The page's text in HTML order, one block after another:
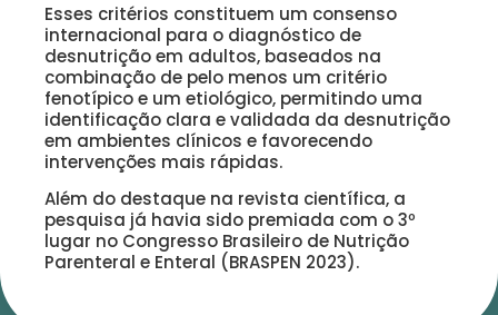
Esses critérios constituem um consenso
internacional para o diagnóstico de
desnutrição em adultos, baseados na
combinação de pelo menos um critério
fenotípico e um etiológico, permitindo uma
identificação clara e validada da desnutrição
em ambientes clínicos e favorecendo
intervenções mais rápidas.
Além do destaque na revista científica, a
pesquisa já havia sido premiada com o 3º
lugar no Congresso Brasileiro de Nutrição
Parenteral e Enteral (BRASPEN 2023).